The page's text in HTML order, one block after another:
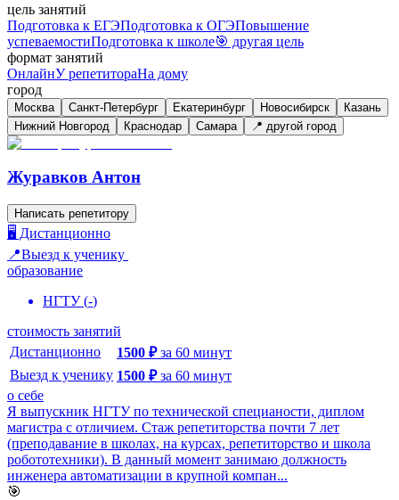
цель занятий
Подготовка к ЕГЭПодготовка к ОГЭПовышение
успеваемостиПодготовка к школе🎯 другая цель
формат занятий
ОнлайнУ репетитораНа дому
город
Москва Санкт-Петербург Екатеринбург Новосибирск
Казань
Нижний Новгород
Краснодар Самара 📍 другой город
Журавков Антон
Написать репетитору
🖥️ Дистанционно
📍Выезд к ученику
образование
НГТУ(-)
стоимость занятий
Дистанционно
1500 ₽ за 60 минут
Выезд к ученику 1500 ₽ за 60 минут
о себе
Я выпускник НГТУ по технической специаности, диплом
магистра с отличием. Стаж репетиторства почти 7 лет
(преподавание в школах, на курсах, репетиторство и школа
робототехники). В данный момент занимаю должность
инженера автоматизации в крупной компан...
🎯